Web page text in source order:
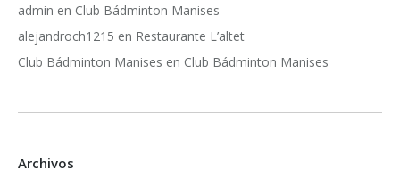
admin en Club Bádminton Manises
alejandroch1215 en Restaurante L’altet
Club Bádminton Manises en Club Bádminton Manises
Archivos